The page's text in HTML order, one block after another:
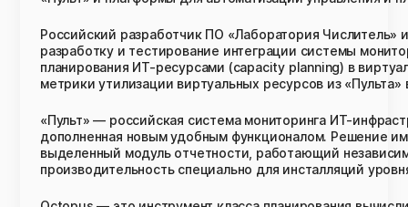
Российский разработчик ПО «Лаборатория
разработку и тестирование интеграции системы
планирования ИТ-ресурсами (capacity planning) в
метрики утилизации виртуальных ресурсов из «Пульта»
«Пульт» — российская система мониторинга ИТ-
дополненная новым удобным функционалом. Решение
выделенный модуль отчетности, работающий
производительность специально для инсталляций